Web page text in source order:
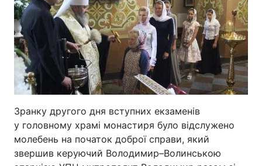
Цікавинки Погода
Екологія Регіони
Лонгріди
Відео з Youtube Статті
Інтерв'ю Думки
Архів Вакансії
Зранку другого дня вступних екзаменів
у головному храмі монастиря було відслужено
молебень на початок доброї справи, який
звершив керуючий Володимир–Волинською